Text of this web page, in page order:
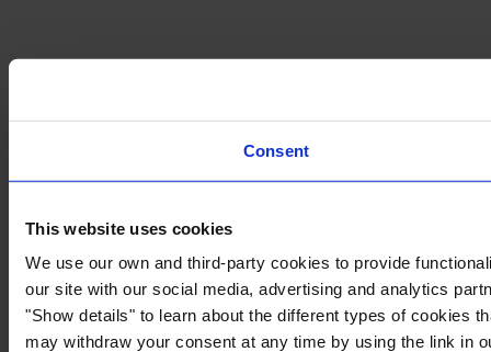
Consent
This website uses cookies
We use our own and third-party cookies to provide
our site with our social media, advertising and analytics
"Show details" to learn about the different types of cookies
may withdraw your consent at any time by using the link in